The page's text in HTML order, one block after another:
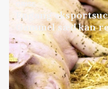
GRISE
Engang
Gammel sæd kan